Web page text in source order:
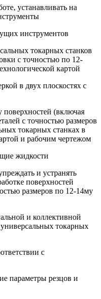
устанавливать на
инструментов
токарных станков
с точностью по 12-
картой
в двух плоскостях с
(включая
с точностью размеров
токарных станках в
и рабочим чертежом
жидкости
и устранять
поверхностей
размеров по 12-14му
и коллективной
токарных
с
параметры резцов и